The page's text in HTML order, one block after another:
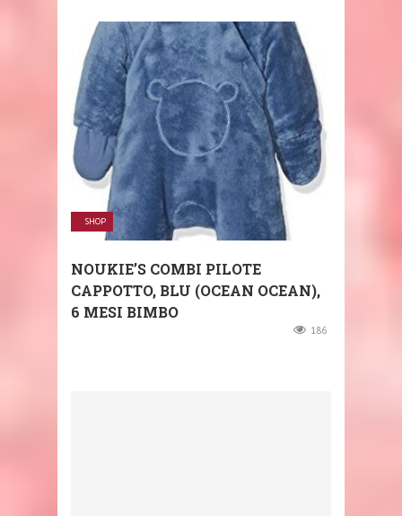
SHOP
NOUKIE’S COMBI PILOTE
CAPPOTTO, BLU (OCEAN OCEAN),
6 MESI BIMBO
186